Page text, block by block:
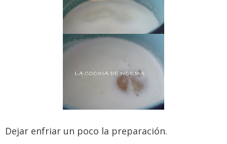
Dejar enfriar un poco la preparación.